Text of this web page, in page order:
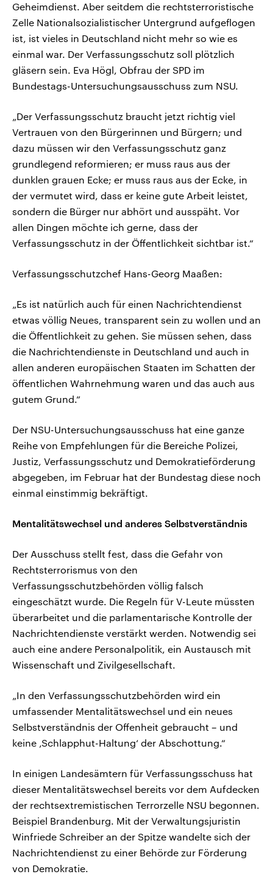
Geheimdienst. Aber seitdem die rechtsterroristische
Zelle Nationalsozialistischer Untergrund aufgeflogen
ist, ist vieles in Deutschland nicht mehr so wie es
einmal war. Der Verfassungsschutz soll plötzlich
gläsern sein. Eva Högl, Obfrau der SPD im
Bundestags-Untersuchungsausschuss zum NSU.
„Der Verfassungsschutz braucht jetzt richtig viel
Vertrauen von den Bürgerinnen und Bürgern; und
dazu müssen wir den Verfassungsschutz ganz
grundlegend reformieren; er muss raus aus der
dunklen grauen Ecke; er muss raus aus der Ecke, in
der vermutet wird, dass er keine gute Arbeit leistet,
sondern die Bürger nur abhört und ausspäht. Vor
allen Dingen möchte ich gerne, dass der
Verfassungsschutz in der Öffentlichkeit sichtbar ist.“
Verfassungsschutzchef Hans-Georg Maaßen:
„Es ist natürlich auch für einen Nachrichtendienst
etwas völlig Neues, transparent sein zu wollen und an
die Öffentlichkeit zu gehen. Sie müssen sehen, dass
die Nachrichtendienste in Deutschland und auch in
allen anderen europäischen Staaten im Schatten der
öffentlichen Wahrnehmung waren und das auch aus
gutem Grund.“
Der NSU-Untersuchungsausschuss hat eine ganze
Reihe von Empfehlungen für die Bereiche Polizei,
Justiz, Verfassungsschutz und Demokratieförderung
abgegeben, im Februar hat der Bundestag diese noch
einmal einstimmig bekräftigt.
Mentalitätswechsel und anderes Selbstverständnis
Der Ausschuss stellt fest, dass die Gefahr von
Rechtsterrorismus von den
Verfassungsschutzbehörden völlig falsch
eingeschätzt wurde. Die Regeln für V-Leute müssten
überarbeitet und die parlamentarische Kontrolle der
Nachrichtendienste verstärkt werden. Notwendig sei
auch eine andere Personalpolitik, ein Austausch mit
Wissenschaft und Zivilgesellschaft.
„In den Verfassungsschutzbehörden wird ein
umfassender Mentalitätswechsel und ein neues
Selbstverständnis der Offenheit gebraucht – und
keine ‚Schlapphut-Haltung‘ der Abschottung.“
In einigen Landesämtern für Verfassungsschuss hat
dieser Mentalitätswechsel bereits vor dem Aufdecken
der rechtsextremistischen Terrorzelle NSU begonnen.
Beispiel Brandenburg. Mit der Verwaltungsjuristin
Winfriede Schreiber an der Spitze wandelte sich der
Nachrichtendienst zu einer Behörde zur Förderung
von Demokratie.